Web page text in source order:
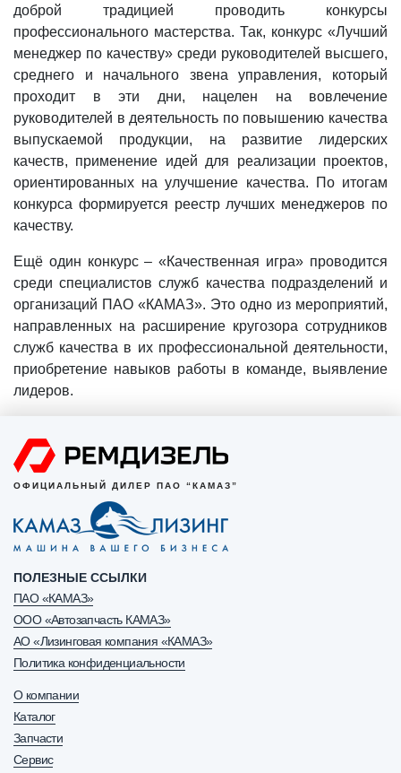
доброй традицией проводить конкурсы
профессионального мастерства. Так, конкурс «Лучший
менеджер по качеству» среди руководителей высшего,
среднего и начального звена управления, который
проходит в эти дни, нацелен на вовлечение
руководителей в деятельность по повышению качества
выпускаемой продукции, на развитие лидерских
качеств, применение идей для реализации проектов,
ориентированных на улучшение качества. По итогам
конкурса формируется реестр лучших менеджеров по
качеству.
Ещё один конкурс – «Качественная игра» проводится
среди специалистов служб качества подразделений и
организаций ПАО «КАМАЗ». Это одно из мероприятий,
направленных на расширение кругозора сотрудников
служб качества в их профессиональной деятельности,
приобретение навыков работы в команде, выявление
лидеров.
ОФИЦИАЛЬНЫЙ ДИЛЕР ПАО “КАМАЗ”
ПОЛЕЗНЫЕ ССЫЛКИ
ПАО «КАМАЗ»
ООО «Автозапчасть КАМАЗ»
АО «Лизинговая компания «КАМАЗ»
Политика конфиденциальности
О компании
Каталог
Запчасти
Сервис